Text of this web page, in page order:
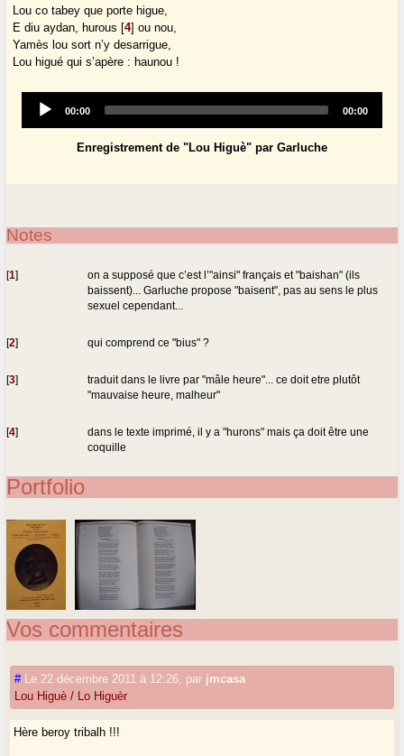
Lou co tabey que porte higue,
E diu aydan, hurous [4] ou nou,
Yamès lou sort n’y desarrigue,
Lou higué qui s’apère : haunou !
Player
Current
00:00
Total
00:00
Enregistrement de "Lou Higuè" par Garluche
Notes
[1]
on a supposé que c’est l’"ainsi" français et "baishan" (ils
baissent)... Garluche propose "baisent", pas au sens le plus
sexuel cependant...
[2] qui comprend ce "bius" ?
[3]
traduit dans le livre par "mâle heure"... ce doit etre plutôt
"mauvaise heure, malheur"
[4]
dans le texte imprimé, il y a "hurons" mais ça doit être une
coquille
Portfolio
Vos commentaires
# Le 22 décembre 2011 à 12:26 par jmcasa
Lou Higuè / Lo Higuèr
Hère beroy tribalh !!!